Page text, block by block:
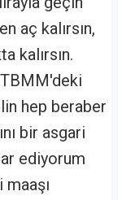
aç kalırsın,
kalırsın.
hep beraber
bir asgari
ediyorum